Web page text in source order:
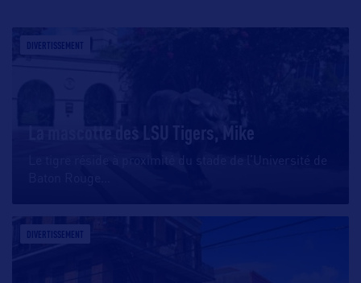
DIVERTISSEMENT
La mascotte des LSU Tigers, Mike
Le tigre réside à proximité du stade de l’Université de
DIVERTISSEMENT